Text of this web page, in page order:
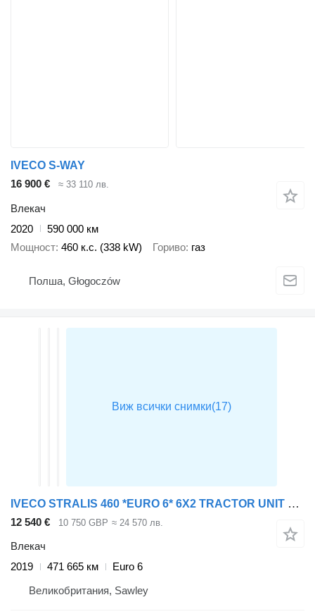
IVECO S-WAY
16 900 €
≈ 33 110 лв.
Влекач
2020
590 000 км
Мощност 460 к.с. (338 kW) Гориво газ
Полша, Głogoczów
IVECO STRALIS 460 *EURO 6* 6X2 TRACTOR UNIT – 2019 – BF69 DWO
12 540 € 10 750 GBP ≈ 24 570 лв.
Влекач
2019
471 665 км
Euro 6
Великобритания, Sawley